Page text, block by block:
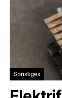
Sonstiges